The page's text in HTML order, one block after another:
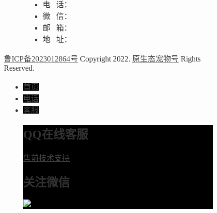
电 话：
微 信：
邮 箱：
地 址：
鲁ICP备2023012864号 Copyright 2022. 原生态宠物号 Rights
Reserved.
首页
电话
客服
QQ在线客服
售前技术支持
关注微信